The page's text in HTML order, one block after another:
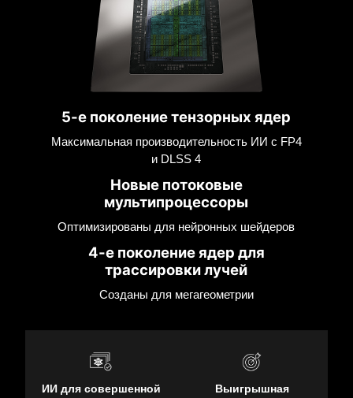
5-е поколение тензорных ядер
Максимальная производительность ИИ с FP4
и DLSS 4
Новые потоковые
мультипроцессоры
Оптимизированы для нейронных шейдеров
4-е поколение ядер для
трассировки лучей
Созданы для мегагеометрии
ИИ для совершенной
Выигрышная